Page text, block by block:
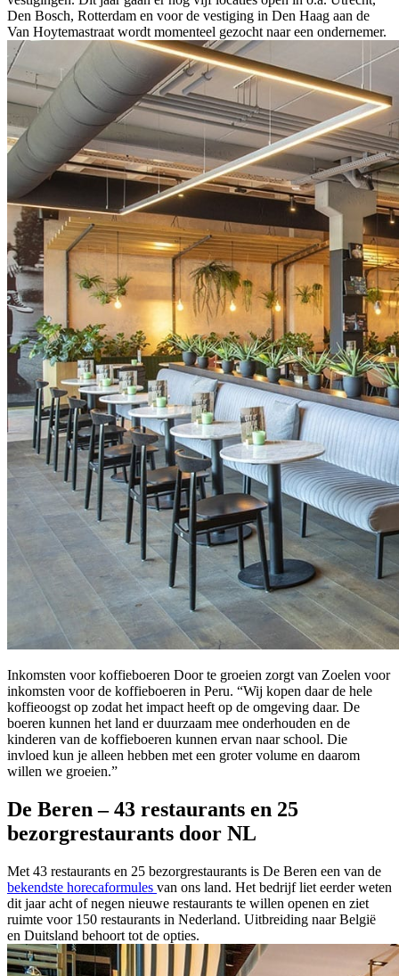
Den Bosch, Rotterdam en voor de vestiging in Den Haag aan de
Van Hoytemastraat wordt momenteel gezocht naar een ondernemer.
Inkomsten voor koffieboeren Door te groeien zorgt van Zoelen voor
inkomsten voor de koffieboeren in Peru. “Wij kopen daar de hele
koffieoogst op zodat het impact heeft op de omgeving daar. De
boeren kunnen het land er duurzaam mee onderhouden en de
kinderen van de koffieboeren kunnen ervan naar school. Die
invloed kun je alleen hebben met een groter volume en daarom
willen we groeien.”
De Beren – 43 restaurants en 25
bezorgrestaurants door NL
Met 43 restaurants en 25 bezorgrestaurants is De Beren een van de
bekendste horecaformules van ons land. Het bedrijf liet eerder weten
dit jaar acht of negen nieuwe restaurants te willen openen en ziet
ruimte voor 150 restaurants in Nederland. Uitbreiding naar België
en Duitsland behoort tot de opties.